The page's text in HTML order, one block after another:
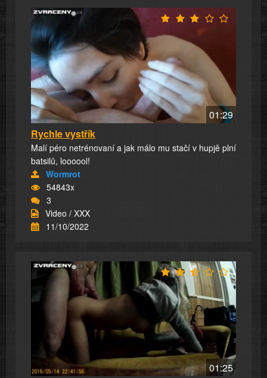
01:29
Rychle vystřík
Malí péro netrénovaní a jak málo mu stačí v hupjě plní
batsilů, loooool!
Wormrot
54843x
3
Video / XXX
11/10/2022
01:25